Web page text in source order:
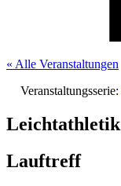
« Alle Veranstaltungen
Veranstaltungsserie:
Leichtathletik
Lauftreff